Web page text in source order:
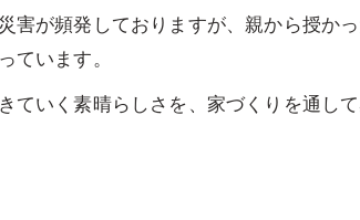
害が頻発しておりますが、親から授か
ています。
ていく素晴らしさを、家づくりを通し
会